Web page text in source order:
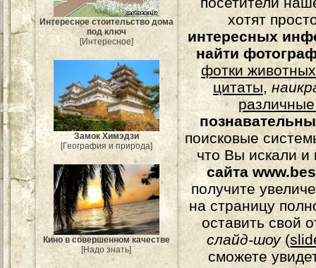
Интересное стоительство дома
под ключ
[Интересное]
Замок Химэдзи
[География и природа]
Кино в совершенном качестве
[Надо знать]
хотят
интересных
найти
фотки животных
цитаты,
поисковые
что Вы искали и
сайта
получите
на страницу
оставить свой
слайд-шоу(
сможете